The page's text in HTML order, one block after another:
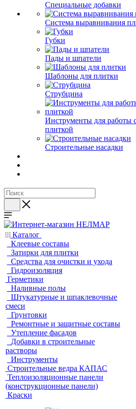
Специальные добавки
Система выравнивания
Губки
Пады и шпатели
Шаблоны для плитки
Струбцина
Инструменты для работы
плиткой
Строительные насадки
Каталог
Клеевые составы
Затирки для плитки
Средства для очистки и ухода
Гидроизоляция
Герметики
Наливные полы
Штукатурные и шпаклевочные
смеси
Грунтовки
Ремонтные и защитные составы
Утепление фасадов
Добавки в строительные
растворы
Инструменты
Строительные ведра КАПАС
Теплоизоляционные панели
(конструкционные панели)
Краски